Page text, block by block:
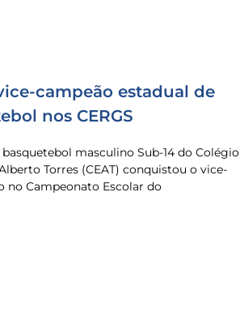
campeão estadual de
nos CERGS
masculino Sub-14 do Colégio
Torres (CEAT) conquistou o vice-
no Campeonato Escolar do